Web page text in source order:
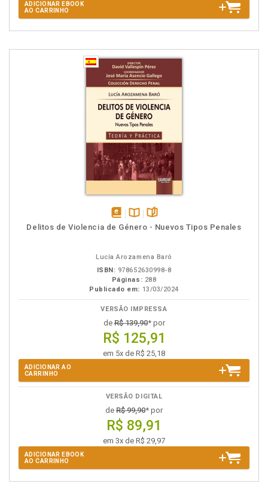
ADICIONAR EBOOK
AO CARRINHO
disponívelDisponível
páginas
Delitos de Violencia de Género - Nuevos Tipos Penales
Lucía Arozamena Baró
ISBN: 978652630998-8
Páginas: 288
Publicado em: 13/03/2024
VERSÃO IMPRESSA
deR$ 139,90* por
R$ 125,91
em 5x de R$ 25,18
ADICIONAR AO
CARRINHO
VERSÃO DIGITAL
de R$ 99,90* por
R$ 89,91
em 3x de R$ 29,97
ADICIONAR EBOOK
AO CARRINHO